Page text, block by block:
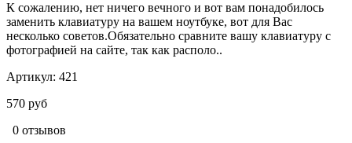
К сожалению, нет ничего вечного и вот вам понадобилось
заменить клавиатуру на вашем ноутбуке, вот для Вас
несколько советов.Обязательно сравните вашу клавиатуру с
фотографией на сайте, так как располо..
Артикул: 421
570 руб
0 отзывов